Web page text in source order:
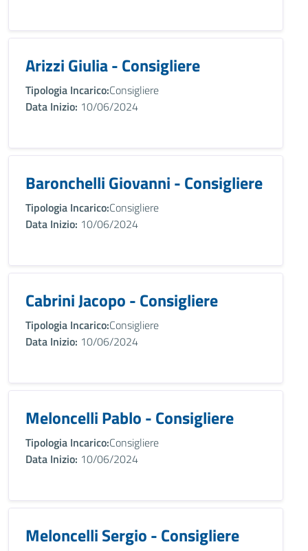
Arizzi Giulia - Consigliere
Tipologia Incarico:Consigliere
Data Inizio: 10/06/2024
Baronchelli Giovanni - Consigliere
Tipologia Incarico:Consigliere
Data Inizio: 10/06/2024
Cabrini Jacopo - Consigliere
Tipologia Incarico:Consigliere
Data Inizio: 10/06/2024
Meloncelli Pablo - Consigliere
Tipologia Incarico:Consigliere
Data Inizio: 10/06/2024
Meloncelli Sergio - Consigliere